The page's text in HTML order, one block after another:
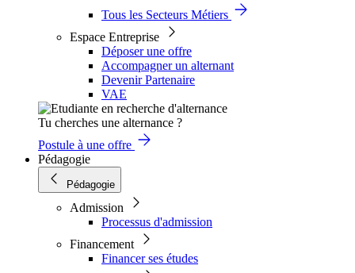
Tous les Secteurs Métiers
Espace Entreprise
Déposer une offre
Accompagner un alternant
Devenir Partenaire
VAE
Tu cherches une alternance ?
Postule à une offre
Pédagogie
Pédagogie
Admission
Processus d'admission
Financement
Financer ses études